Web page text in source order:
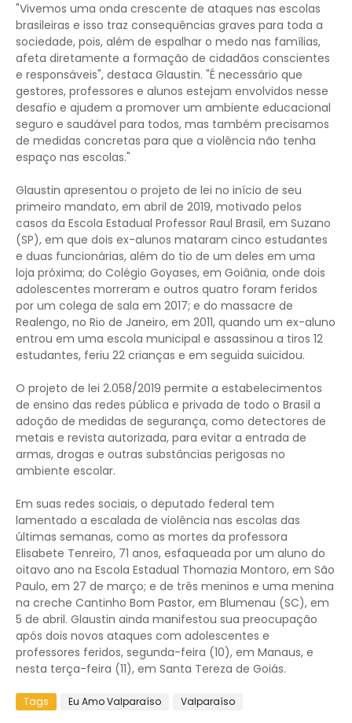
"Vivemos uma onda crescente de ataques nas escolas
brasileiras e isso traz consequências graves para toda a
sociedade, pois, além de espalhar o medo nas famílias,
afeta diretamente a formação de cidadãos conscientes
e responsáveis", destaca Glaustin. "É necessário que
gestores, professores e alunos estejam envolvidos nesse
desafio e ajudem a promover um ambiente educacional
seguro e saudável para todos, mas também precisamos
de medidas concretas para que a violência não tenha
espaço nas escolas."
Glaustin apresentou o projeto de lei no início de seu
primeiro mandato, em abril de 2019, motivado pelos
casos da Escola Estadual Professor Raul Brasil, em Suzano
(SP), em que dois ex-alunos mataram cinco estudantes
e duas funcionárias, além do tio de um deles em uma
loja próxima; do Colégio Goyases, em Goiânia, onde dois
adolescentes morreram e outros quatro foram feridos
por um colega de sala em 2017; e do massacre de
Realengo, no Rio de Janeiro, em 2011, quando um ex-aluno
entrou em uma escola municipal e assassinou a tiros 12
estudantes, feriu 22 crianças e em seguida suicidou.
O projeto de lei 2.058/2019 permite a estabelecimentos
de ensino das redes pública e privada de todo o Brasil a
adoção de medidas de segurança, como detectores de
metais e revista autorizada, para evitar a entrada de
armas, drogas e outras substâncias perigosas no
ambiente escolar.
Em suas redes sociais, o deputado federal tem
lamentado a escalada de violência nas escolas das
últimas semanas, como as mortes da professora
Elisabete Tenreiro, 71 anos, esfaqueada por um aluno do
oitavo ano na Escola Estadual Thomazia Montoro, em São
Paulo, em 27 de março; e de três meninos e uma menina
na creche Cantinho Bom Pastor, em Blumenau (SC), em
5 de abril. Glaustin ainda manifestou sua preocupação
após dois novos ataques com adolescentes e
professores feridos, segunda-feira (10), em Manaus, e
nesta terça-feira (11), em Santa Tereza de Goiás.
Tags Eu Amo Valparaíso Valparaíso